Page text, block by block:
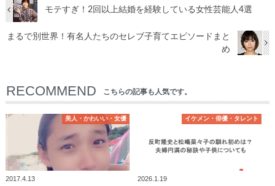
モテすぎ！2回以上結婚を経験している女性芸能人4選
まるで別世界！有名人たちのセレブ子育てエピソードまと
め
RECOMMEND こちらの記事も人気です。
美人・かわいい・女優
2017.4.13
イケメン・俳優・タレント
2026.1.19